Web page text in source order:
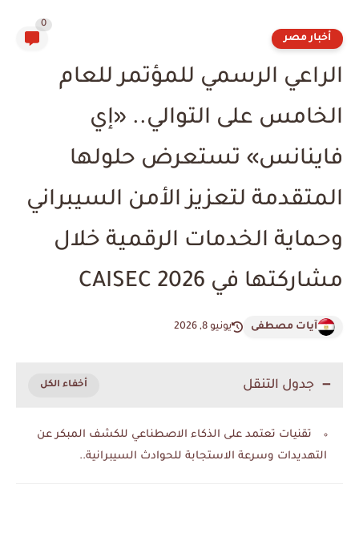
أخبار مصر
0
الراعي الرسمي للمؤتمر للعام
الخامس على التوالي.. «إي
فاينانس» تستعرض حلولها
المتقدمة لتعزيز الأمن السيبراني
وحماية الخدمات الرقمية خلال
مشاركتها في CAISEC 2026
آيات مصطفى يونيو 8, 2026
جدول التنقل
تقنيات تعتمد على الذكاء الاصطناعي للكشف المبكر عن
التهديدات وسرعة الاستجابة للحوادث السيبرانية..